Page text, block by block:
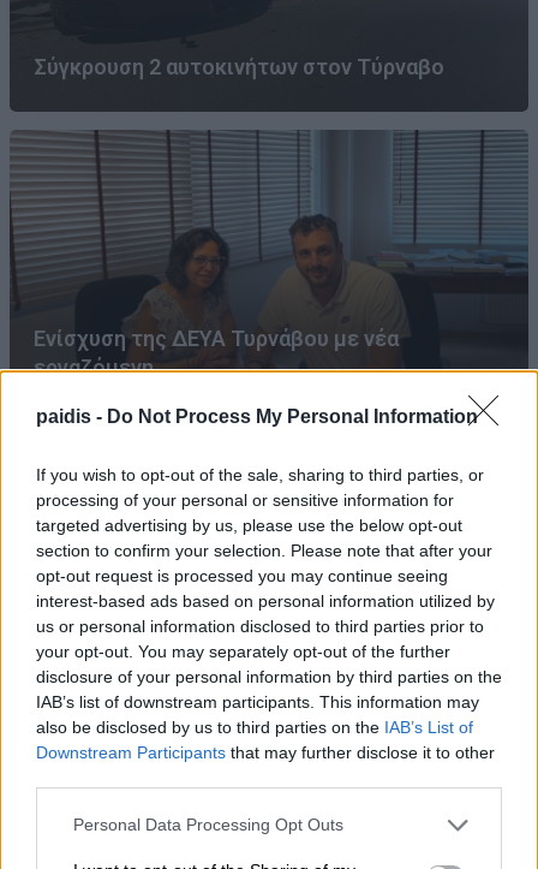
paidis - Do Not Process My Personal Information
If you wish to opt-out of the sale, sharing to third parties, or
processing of your personal or sensitive information for
targeted advertising by us, please use the below opt-out
section to confirm your selection. Please note that after your
opt-out request is processed you may continue seeing
interest-based ads based on personal information utilized by
us or personal information disclosed to third parties prior to
your opt-out. You may separately opt-out of the further
disclosure of your personal information by third parties on the
IAB’s list of downstream participants. This information may
also be disclosed by us to third parties on the IAB’s List of
Downstream Participants that may further disclose it to other
Personal Data Processing Opt Outs
Σύγκρουση 2 αυτοκινήτων στον Τύρναβο
Ενίσχυση της ΔΕΥΑ Τυρνάβου με νέα
εργαζόμενη
Ταβέρνα του Στέλιου: Μεσημέρι Πέμπτης 6/8
για μπακαλιάρο σκορδαλιά μόνο delivery &
take away